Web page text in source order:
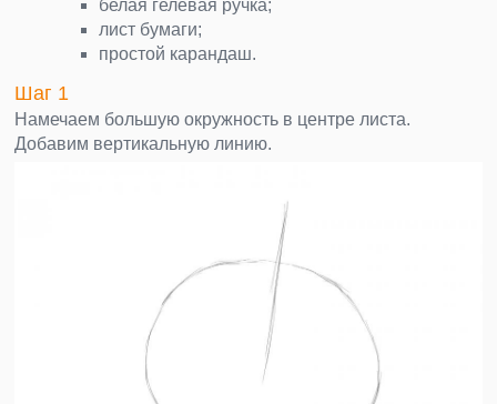
белая гелевая ручка;
лист бумаги;
простой карандаш.
Шаг 1
Намечаем большую окружность в центре листа.
Добавим вертикальную линию.